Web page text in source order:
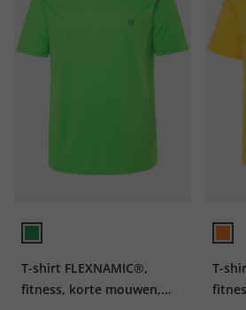
T-shirt FLEXNAMIC®,
fitness, korte mouwen,
T-